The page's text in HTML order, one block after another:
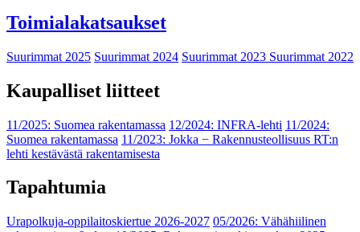
Toimialakatsaukset
Suurimmat 2025 Suurimmat 2024 Suurimmat 2023 Suurimmat 2022
Kaupalliset liitteet
11/2025: Suomea rakentamassa 12/2024: INFRA-lehti 11/2024:
Suomea rakentamassa 11/2023: Jokka − Rakennusteollisuus RT:n
lehti kestävästä rakentamisesta
Tapahtumia
Urapolkuja-oppilaitoskiertue 2026-2027 05/2026: Vähähiilinen